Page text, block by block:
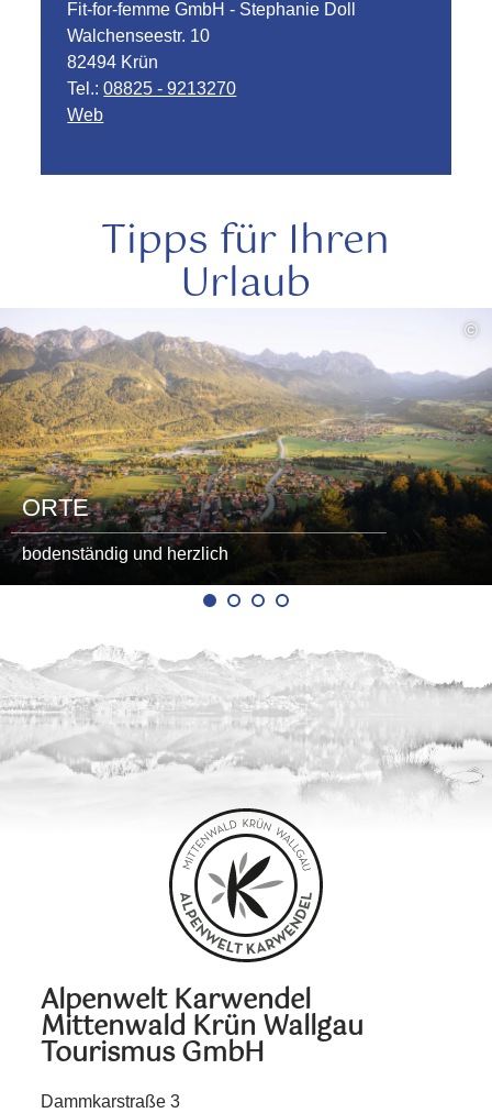
Fit-for-femme GmbH - Stephanie Doll
Walchenseestr. 10
82494 Krün
Tel.:08825 - 9213270
Web
Tipps für Ihren
Urlaub
©
ORTE
bodenständig und herzlich
Alpenwelt Karwendel
Mittenwald Krün Wallgau
Tourismus GmbH
Dammkarstraße 3